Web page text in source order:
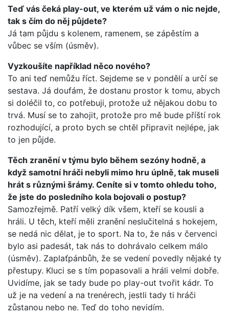
Teď vás čeká play-out, ve kterém už vám o nic nejde,
tak s čím do něj půjdete?
Já tam půjdu s kolenem, ramenem, se zápěstím a
vůbec se vším (úsměv).
Vyzkoušíte například něco nového?
To ani teď nemůžu říct. Sejdeme se v pondělí a určí se
sestava. Já doufám, že dostanu prostor k tomu, abych
si doléčil to, co potřebuji, protože už nějakou dobu to
trvá. Musí se to zahojit, protože pro mě bude příští rok
rozhodující, a proto bych se chtěl připravit nejlépe, jak
to jen půjde.
Těch zranění v týmu bylo během sezóny hodně, a
když samotní hráči nebyli mimo hru úplně, tak museli
hrát s různými šrámy. Ceníte si v tomto ohledu toho,
že jste do posledního kola bojovali o postup?
Samozřejmě. Patří velký dík všem, kteří se kousli a
hráli. U těch, kteří měli zranění neslučitelná s hokejem,
se nedá nic dělat, je to sport. Na to, že nás v červenci
bylo asi padesát, tak nás to dohrávalo celkem málo
(úsměv). Zaplaťpánbůh, že se vedení povedly nějaké ty
přestupy. Kluci se s tím popasovali a hráli velmi dobře.
Uvidíme, jak se tady bude po play-out tvořit kádr. To
už je na vedení a na trenérech, jestli tady ti hráči
zůstanou nebo ne. Teď do toho nevidím.